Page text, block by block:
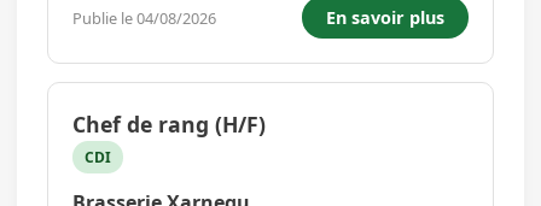
pour vous ! Notre client, une entreprise
industrielle dynamique, re...
Publie le 04/08/2026 En savoir plus
Chef de rang (H/F)
CDI